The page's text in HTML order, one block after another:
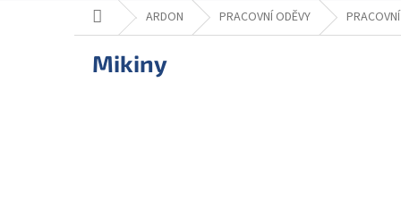
Domů ARDON PRACOVNÍ ODĚVY
Mikiny